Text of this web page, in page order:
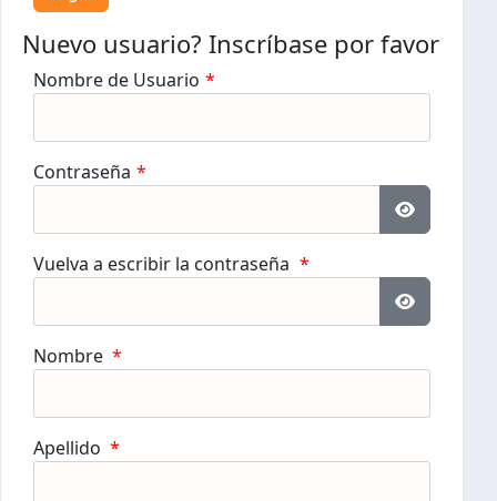
Nuevo usuario? Inscríbase por favor
Nombre de Usuario *
Contraseña *
Mostrar
Vuelva a escribir la contraseña *
Mostrar
Nombre *
Apellido *